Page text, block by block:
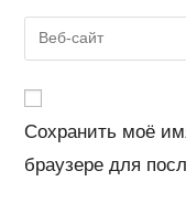
пользователя,
чтобы
прокомментировать
email-
адрес,
Введите
URL
веб-
сайта
(необязательно)
Сохранить моё
браузере для